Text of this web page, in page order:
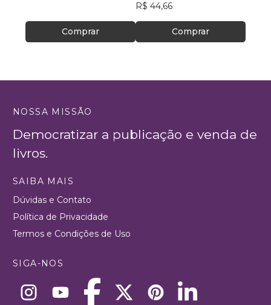
Comprar
Autoconfiança e
Autoperformance
R$ 44,66
Comprar
NOSSA MISSÃO
Democratizar a publicação e venda de
livros.
SAIBA MAIS
Dúvidas e Contato
Política de Privacidade
Termos e Condições de Uso
SIGA-NOS